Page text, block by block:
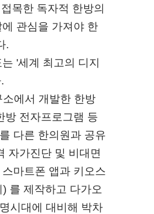
목한 독자적 한방의
관심을 가져야 한
.
'세계 최고의 디지
에서 개발한 한방
방 전자프로그램 등
다른 한의원과 공유
자가진단 및 비대면
마트폰 앱과 키오스
를 제작하고 다가오
시대에 대비해 박차